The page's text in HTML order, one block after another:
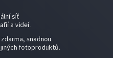
síť
a videí.
snadnou
fotoproduktů.